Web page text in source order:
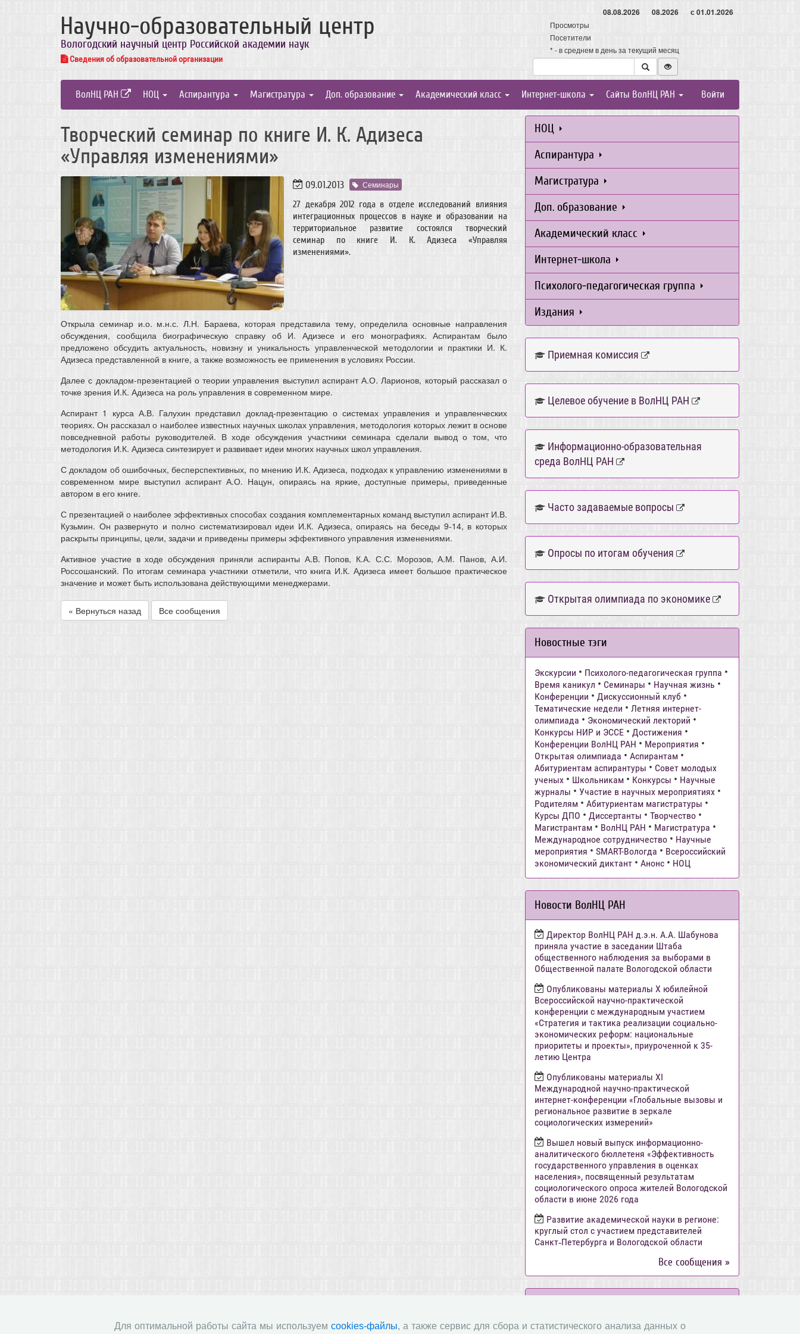
Научно-образовательный центр
Вологодский научный центр Российской академии наук
Сведения об образовательной организации
08.08.2026 08.2026 с 01.01.2026
Просмотры
Посетители
* - в среднем в день за текущий месяц
ВолНЦ РАН НОЦ Аспирантура Магистратура Доп. образование Академический класс Интернет-школа Сайты ВолНЦ РАН Войти
Творческий семинар по книге И. К. Адизеса
«Управляя изменениями»
09.01.2013 Семинары
27 декабря 2012 года в отделе исследований влияния
интеграционных процессов в науке и образовании на
территориальное развитие состоялся творческий
семинар по книге И. К. Адизеса «Управляя
изменениями».
Открыла семинар и.о. м.н.с. Л.Н. Бараева, которая представила тему, определила основные направления
обсуждения, сообщила биографическую справку об И. Адизесе и его монографиях. Аспирантам было
предложено обсудить актуальность, новизну и уникальность управленческой методологии и практики И. К.
Адизеса представленной в книге, а также возможность ее применения в условиях России.
Далее с докладом-презентацией о теории управления выступил аспирант А.О. Ларионов, который рассказал о
точке зрения И.К. Адизеса на роль управления в современном мире.
Аспирант 1 курса А.В. Галухин представил доклад-презентацию о системах управления и управленческих
теориях. Он рассказал о наиболее известных научных школах управления, методология которых лежит в основе
повседневной работы руководителей. В ходе обсуждения участники семинара сделали вывод о том, что
методология И.К. Адизеса синтезирует и развивает идеи многих научных школ управления.
С докладом об ошибочных, бесперспективных, по мнению И.К. Адизеса, подходах к управлению изменениями в
современном мире выступил аспирант А.О. Нацун, опираясь на яркие, доступные примеры, приведенные
автором в его книге.
С презентацией о наиболее эффективных способах создания комплементарных команд выступил аспирант И.В.
Кузьмин. Он развернуто и полно систематизировал идеи И.К. Адизеса, опираясь на беседы 9-14, в которых
раскрыты принципы, цели, задачи и приведены примеры эффективного управления изменениями.
Активное участие в ходе обсуждения приняли аспиранты А.В. Попов, К.А. С.С. Морозов, А.М. Панов, А.И.
Россошанский. По итогам семинара участники отметили, что книга И.К. Адизеса имеет большое практическое
значение и может быть использована действующими менеджерами.
« Вернуться назад Все сообщения
НОЦ
Аспирантура
Магистратура
Доп. образование
Академический класс
Интернет-школа
Психолого-педагогическая группа
Издания
Приемная комиссия
Целевое обучение в ВолНЦ РАН
Информационно-образовательная
среда ВолНЦ РАН
Часто задаваемые вопросы
Опросы по итогам обучения
Открытая олимпиада по экономике
Новостные тэги
Экскурсии • Психолого-педагогическая группа •
Время каникул • Семинары • Научная жизнь •
Конференции • Дискуссионный клуб •
Тематические недели • Летняя интернет-
олимпиада • Экономический лекторий •
Конкурсы НИР и ЭССЕ • Достижения •
Конференции ВолНЦ РАН • Мероприятия •
Открытая олимпиада • Аспирантам •
Абитуриентам аспирантуры • Совет молодых
ученых • Школьникам • Конкурсы • Научные
журналы • Участие в научных мероприятиях •
Родителям • Абитуриентам магистратуры •
Курсы ДПО • Диссертанты • Творчество •
Магистрантам • ВолНЦ РАН • Магистратура •
Международное сотрудничество • Научные
мероприятия • SMART-Вологда • Всероссийский
экономический диктант • Анонс • НОЦ
Новости ВолНЦ РАН
Директор ВолНЦ РАН д.э.н. А.А. Шабунова
приняла участие в заседании Штаба
общественного наблюдения за выборами в
Общественной палате Вологодской области
Опубликованы материалы X юбилейной
Всероссийской научно-практической
конференции с международным участием
«Стратегия и тактика реализации социально-
экономических реформ: национальные
приоритеты и проекты», приуроченной к 35-
летию Центра
Опубликованы материалы XI
Международной научно-практической
интернет-конференции «Глобальные вызовы и
региональное развитие в зеркале
социологических измерений»
Вышел новый выпуск информационно-
аналитического бюллетеня «Эффективность
государственного управления в оценках
населения», посвященный результатам
социологического опроса жителей Вологодской
области в июне 2026 года
Развитие академической науки в регионе:
круглый стол с участием представителей
Санкт‑Петербурга и Вологодской области
Все сообщения »
Для оптимальной работы сайта мы используем cookies-файлы, а также сервис для сбора и статистического анализа данных о